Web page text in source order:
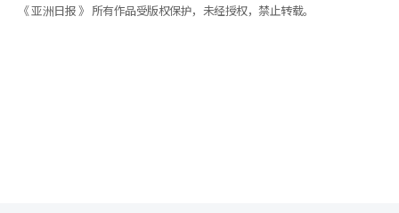
《 亚洲日报 》 所有作品受版权保护，未经授权，禁止转载。